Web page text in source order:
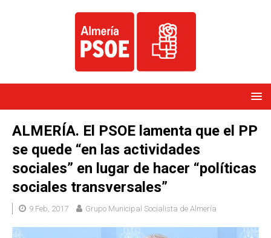
ALMERÍA. El PSOE lamenta que el PP
se quede “en las actividades
sociales” en lugar de hacer “políticas
sociales transversales”
9 Feb, 2017 Grupo Municipal Socialista de Almería